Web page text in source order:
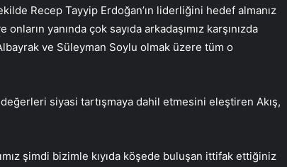
Recep Tayyip Erdoğan’ın liderliğini hedef almanız
yanında çok sayıda arkadaşımız karşınızda
ve Süleyman Soylu olmak üzere tüm o
siyasi tartışmaya dahil etmesini eleştiren Akış,
şimdi bizimle kıyıda köşede buluşan ittifak ettiğiniz